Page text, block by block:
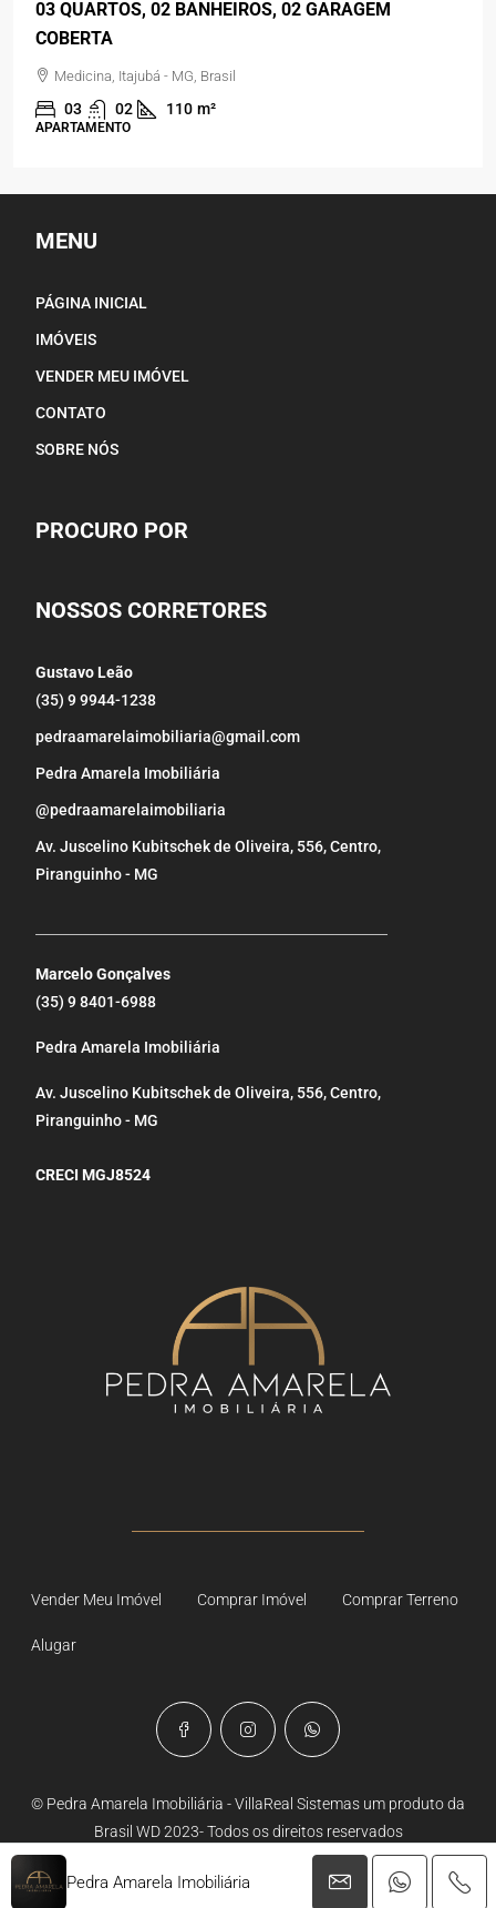
03 QUARTOS, 02 BANHEIROS, 02 GARAGEM
COBERTA
Medicina, Itajubá - MG, Brasil
03 02 110 m²
APARTAMENTO
Pedra Amarela Imobiliária
MENU
PÁGINA INICIAL
IMÓVEIS
VENDER MEU IMÓVEL
CONTATO
SOBRE NÓS
PROCURO POR
NOSSOS CORRETORES
Gustavo Leão
(35) 9 9944-1238
pedraamarelaimobiliaria@gmail.com
Pedra Amarela Imobiliária
@pedraamarelaimobiliaria
Av. Juscelino Kubitschek de Oliveira, 556, Centro,
Piranguinho - MG
Marcelo Gonçalves
(35) 9 8401-6988
Pedra Amarela Imobiliária
Av. Juscelino Kubitschek de Oliveira, 556, Centro,
Piranguinho - MG
CRECI MGJ8524
Vender Meu Imóvel Comprar Imóvel Comprar Terreno
Alugar
© Pedra Amarela Imobiliária - VillaReal Sistemas um produto da
Brasil WD 2023- Todos os direitos reservados